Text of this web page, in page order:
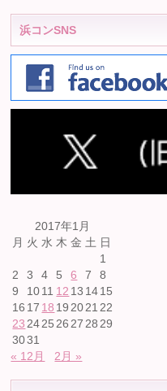
浜コンSNS
2017年1月
月 火 水 木 金 土 日
1
2
3 4 5 6 7
8
9
1011 12 13 1415
16 17 18 19 2021 22
23 2425 26 27 28 29
3031
« 12月
2月 »